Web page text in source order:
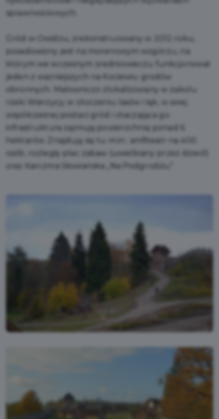
sprawnościowych.
Gród w Owidzu, zrekonstruowany w 2012 roku,
posadowiony jest na morenowym wzgórzu, na
którym we wczesnym średniowieczu funkcjonował
jeden z ważniejszych na Kociewiu grodów
obronnych. Malowniczo zlokalizowany w zakolu
rzeki Wierzycy, w otoczeniu lasów i łąk, w swej
współczesnej postaci gród i otaczająca go
infrastruktura zajmują powierzchnię ponad 6
hektarów. Znajdują się tu m.in.: amfiteatr na 400
osób, rozległy plac zabaw (uwielbiany przez dzieci!)
oraz Karczma Słowiańska „Na Podgrodziu”.